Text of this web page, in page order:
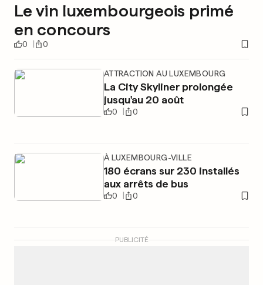
Le vin luxembourgeois primé
en concours
0 0
ATTRACTION AU LUXEMBOURG
La City Skyliner prolongée
jusqu'au 20 août
0 0
À LUXEMBOURG-VILLE
180 écrans sur 230 installés
aux arrêts de bus
0 0
PUBLICITÉ